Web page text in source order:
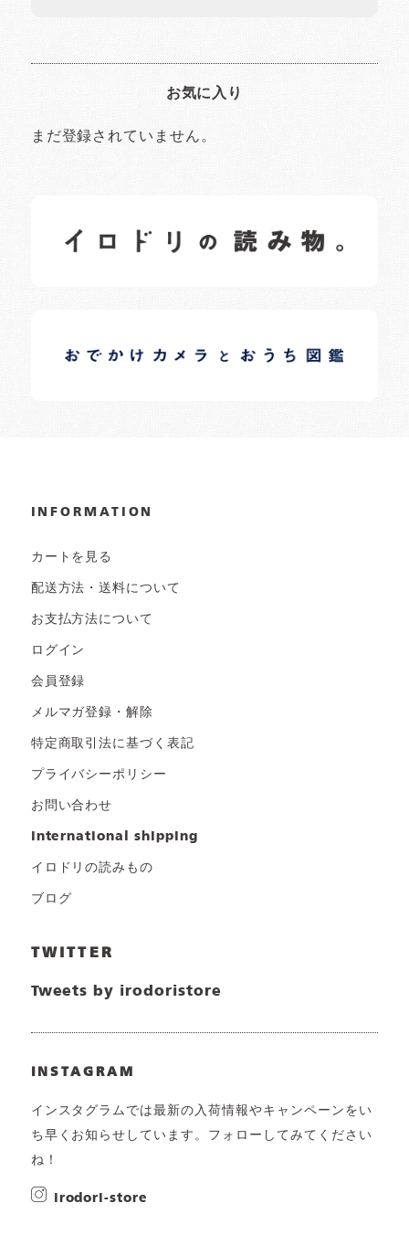
お気に入り
まだ登録されていません。
日常の様子など随時更新中です。
日常の様子など随時更新中です。
INFORMATION
カートを見る
配送方法・送料について
お支払方法について
ログイン
会員登録
メルマガ登録・解除
特定商取引法に基づく表記
プライバシーポリシー
お問い合わせ
international shipping
イロドリの読みもの
ブログ
TWITTER
Tweets by irodoristore
INSTAGRAM
インスタグラムでは最新の入荷情報やキャンペーンをい
ち早くお知らせしています。フォローしてみてください
ね！
irodori-store